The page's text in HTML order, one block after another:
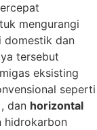
mengurangi
domestik dan
tersebut
eksisting
seperti
, dan horizontal
hidrokarbon